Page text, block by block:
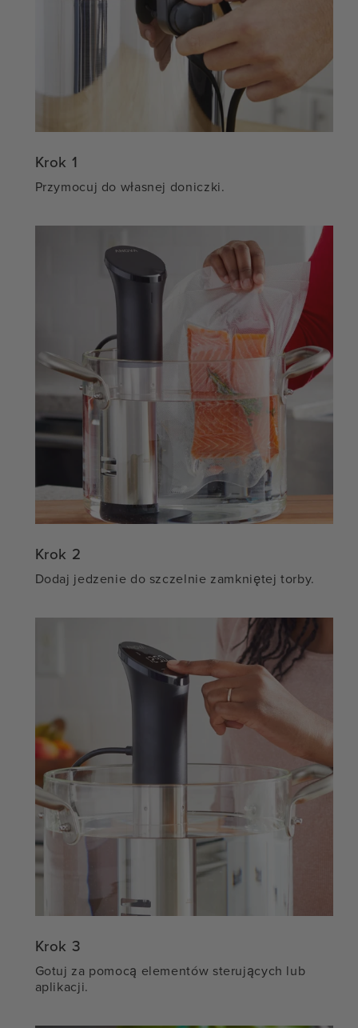
Krok 1
Przymocuj do własnej doniczki.
Krok 2
Dodaj jedzenie do szczelnie zamkniętej torby.
Krok 3
Gotuj za pomocą elementów sterujących lub
aplikacji.